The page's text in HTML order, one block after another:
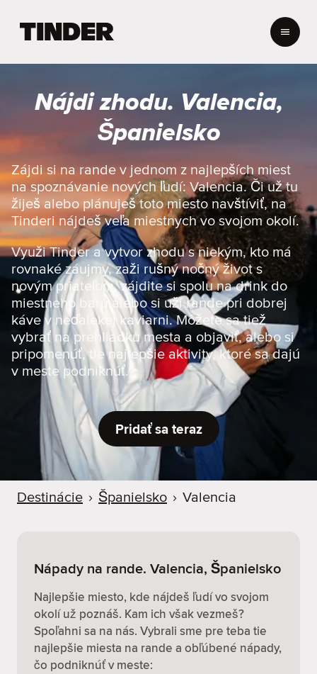
s
á
b
a
z
o
v
k
a
T
n
d
e
r
Nájdi zhodu. Valencia,
Španielsko
Zájdi si na rande v jednom z najlepších miest
na spoznávanie nových ľudí: Valencia. Či už tu
žiješ alebo plánuješ toto miesto navštíviť, na
Tinderi nájdeš veľa miestnych vo svojom okolí.
Využi Tinder a vytvor zhodu s niekým, kto má
rovnaké záujmy, zaži rušný nočný život s
novým priateľom, zájdite si spolu na drink do
miestneho baru alebo si uži rande pri dobrej
káve v neďalekej kaviarni. Môžete sa tiež
vybrať na prehliadku mesta a objaviť, alebo si
pripomenúť, tie najlepšie aktivity, ktoré sa dajú
v meste podniknúť.
Pridať sa teraz
Destinácie › Španielsko › Valencia
Nápady na rande. Valencia, Španielsko
Najlepšie miesto, kde nájdeš ľudí vo svojom
okolí už poznáš. Kam ich však vezmeš?
Spoľahni sa na nás. Vybrali sme pre teba tie
najlepšie miesta na rande a obľúbené nápady,
čo podniknúť v meste: